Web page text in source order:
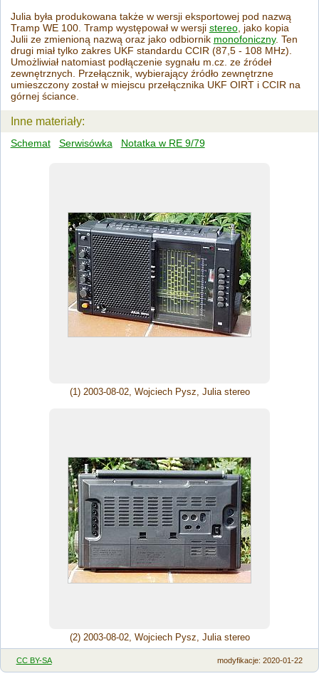
Julia była produkowana także w wersji eksportowej pod nazwą
Tramp WE 100. Tramp występował w wersji stereo, jako kopia
Julii ze zmienioną nazwą oraz jako odbiornik monofoniczny. Ten
drugi miał tylko zakres UKF standardu CCIR (87,5 - 108 MHz).
Umożliwiał natomiast podłączenie sygnału m.cz. ze źródeł
zewnętrznych. Przełącznik, wybierający źródło zewnętrzne
umieszczony został w miejscu przełącznika UKF OIRT i CCIR na
górnej ściance.
Inne materiały:
Schemat Serwisówka Notatka w RE 9/79
(1) 2003-08-02, Wojciech Pysz, Julia stereo
(2) 2003-08-02, Wojciech Pysz, Julia stereo
CC BY-SA modyfikacje: 2020-01-22